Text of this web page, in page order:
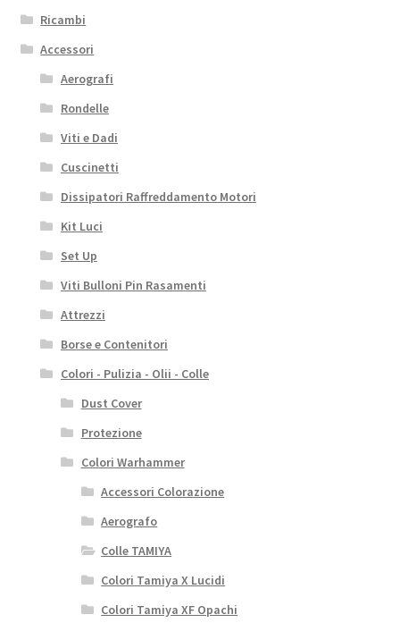
Ricambi
Accessori
Aerografi
Rondelle
Viti e Dadi
Cuscinetti
Dissipatori Raffreddamento Motori
Kit Luci
Set Up
Viti Bulloni Pin Rasamenti
Attrezzi
Borse e Contenitori
Colori - Pulizia - Olii - Colle
Dust Cover
Protezione
Colori Warhammer
Accessori Colorazione
Aerografo
Colle TAMIYA
Colori Tamiya X Lucidi
Colori Tamiya XF Opachi